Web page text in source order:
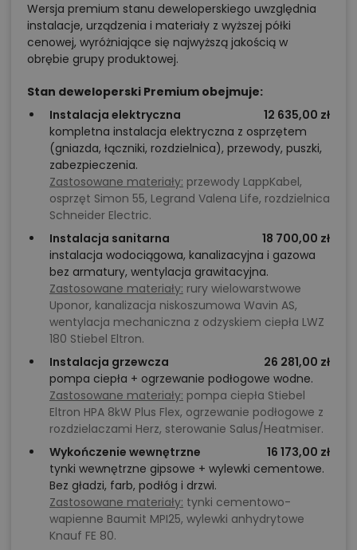
Wersja premium stanu deweloperskiego uwzględnia
instalacje, urządzenia i materiały z wyższej półki
cenowej, wyróżniające się najwyższą jakością w
obrębie grupy produktowej.
Stan deweloperski Premium obejmuje:
Instalacja elektryczna
12 635,00 zł
kompletna instalacja elektryczna z osprzętem
(gniazda, łączniki, rozdzielnica), przewody, puszki,
zabezpieczenia.
Zastosowane materiały: przewody LappKabel,
osprzęt Simon 55, Legrand Valena Life, rozdzielnica
Schneider Electric.
Instalacja sanitarna
18 700,00 zł
instalacja wodociągowa, kanalizacyjna i gazowa
bez armatury, wentylacja grawitacyjna.
Zastosowane materiały: rury wielowarstwowe
Uponor, kanalizacja niskoszumowa Wavin AS,
wentylacja mechaniczna z odzyskiem ciepła LWZ
180 Stiebel Eltron.
Instalacja grzewcza
26 281,00 zł
pompa ciepła + ogrzewanie podłogowe wodne.
Zastosowane materiały: pompa ciepła Stiebel
Eltron HPA 8kW Plus Flex, ogrzewanie podłogowe z
rozdzielaczami Herz, sterowanie Salus/Heatmiser.
Wykończenie wewnętrzne
16 173,00 zł
tynki wewnętrzne gipsowe + wylewki cementowe.
Bez gładzi, farb, podłóg i drzwi.
Zastosowane materiały: tynki cementowo-
wapienne Baumit MPI25, wylewki anhydrytowe
Knauf FE 80.